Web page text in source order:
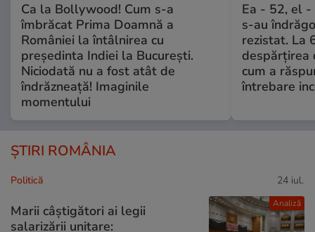
Ca la Bollywood! Cum s-a
îmbrăcat Prima Doamnă a
României la întâlnirea cu
președinta Indiei la București.
Niciodată nu a fost atât de
îndrăzneață! Imaginile
momentului
Ea - 52, el -
s-au
rezistat. La
despărțirea
cum a
întrebare
ȘTIRI ROMÂNIA
Analiză
Politică 24 iul.
Marii câștigători ai legii
salarizării unitare: